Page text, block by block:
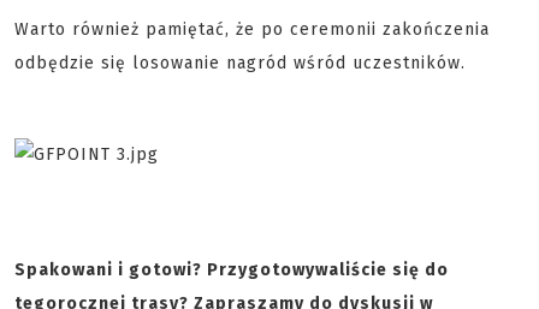
Warto również pamiętać, że po ceremonii zakończenia
odbędzie się losowanie nagród wśród uczestników.
Spakowani i gotowi? Przygotowywaliście się do
tegorocznej trasy? Zapraszamy do dyskusji w